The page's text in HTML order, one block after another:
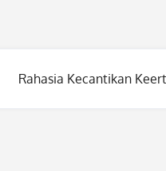
Rahasia Kecantikan